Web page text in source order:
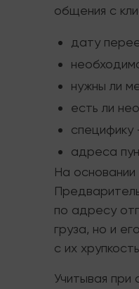
общения с
дату
нужны ли
есть ли
специфику
адреса
На
по адресу
груза, но и
с их
Учитывая